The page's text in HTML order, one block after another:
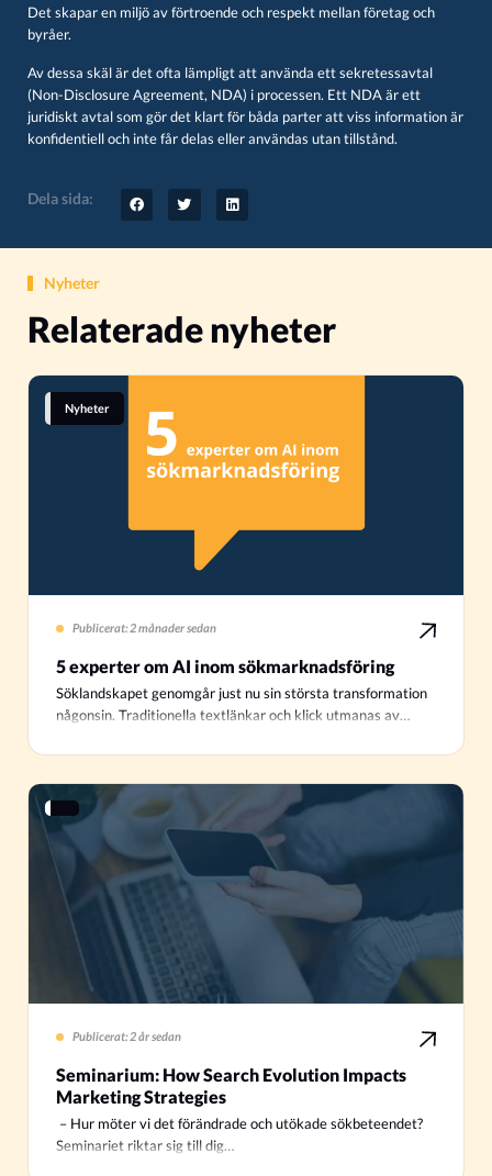
Det skapar en miljö av förtroende och respekt mellan företag och
byråer.
Av dessa skäl är det ofta lämpligt att använda ett sekretessavtal
(Non-Disclosure Agreement, NDA) i processen. Ett NDA är ett
juridiskt avtal som gör det klart för båda parter att viss information är
konfidentiell och inte får delas eller användas utan tillstånd.
Dela sida:
Nyheter
Relaterade nyheter
Nyheter
Publicerat: 2 månader sedan
5 experter om AI inom sökmarknadsföring
Söklandskapet genomgår just nu sin största transformation
någonsin. Traditionella textlänkar och klick utmanas av…
Publicerat: 2 år sedan
Seminarium: How Search Evolution Impacts
Marketing Strategies
– Hur möter vi det förändrade och utökade sökbeteendet?
Seminariet riktar sig till dig…